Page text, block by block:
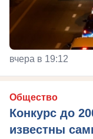
вчера в 19:12
Общество
Конкурс до
известны